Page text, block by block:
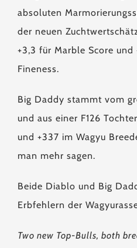
absoluten
der neuen
+3,3 für Marble Score
Fineness.
Big Daddy stammt vom
und aus einer F126
und +337 im Wagyu
man mehr sagen.
Beide Diablo und Big
Erbfehlern der
Two new Top-Bulls, both